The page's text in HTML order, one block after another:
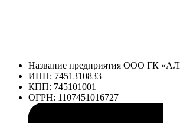
Название предприятия ООО ГК
ИНН: 7451310833
КПП: 745101001
ОГРН: 1107451016727